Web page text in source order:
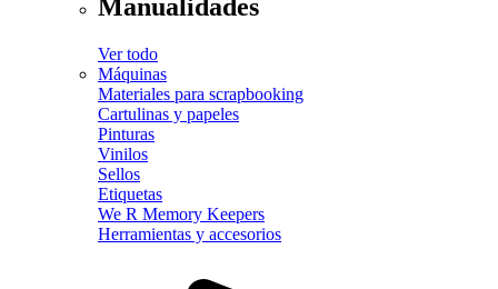
Manualidades
Ver todo
Máquinas
Materiales para scrapbooking
Cartulinas y papeles
Pinturas
Vinilos
Sellos
Etiquetas
We R Memory Keepers
Herramientas y accesorios